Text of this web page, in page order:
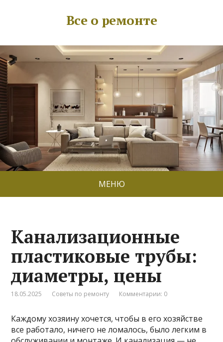
Все о ремонте
МЕНЮ
Канализационные
пластиковые трубы:
диаметры, цены
18.05.2025 Советы по ремонту Комментарии: 0
Каждому хозяину хочется, чтобы в его хозяйстве
все работало, ничего не ломалось, было легким в